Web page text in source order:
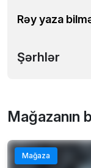
Rəy yaza
Şərhlər
Mağazanın
Mağaza